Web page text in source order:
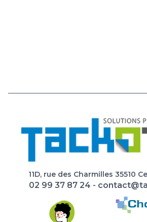
11D, rue des Charmilles 35510
02 99 37 87 24 -